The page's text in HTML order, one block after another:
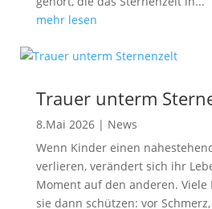
mehr lesen
Trauer unterm
8.Mai 2026| News
Wenn Kinder einen
verlieren, verändert sich ihr
Moment auf den anderen. Viele
sie dann schützen: vor